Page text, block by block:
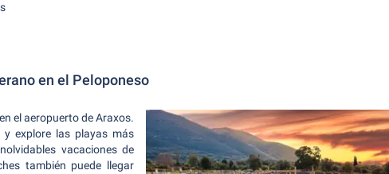
en el Peloponeso
el aeropuerto de Araxos.
explore las playas más
vacaciones de
también puede llegar